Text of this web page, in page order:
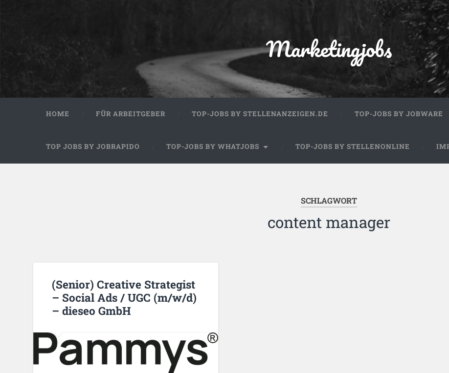
Marketingjobs
HOME FÜR ARBEITGEBER TOP-JOBS BY STELLENANZEIGEN.DE TOP-JOBS BY JOBWARE
TOP JOBS BY JOBRAPIDO TOP-JOBS BY WHATJOBS TOP-JOBS BY STELLENONLINE
SCHLAGWORT
content manager
(Senior) Creative Strategist
– Social Ads / UGC (m/w/d)
– dieseo GmbH